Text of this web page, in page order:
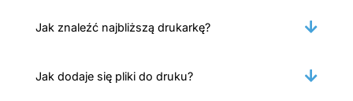
Jak znaleźć najbliższą drukarkę?
Jak dodaje się pliki do druku?